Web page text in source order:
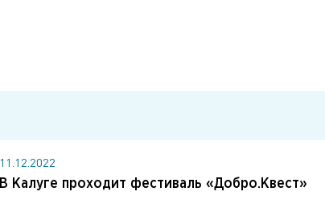
11.12.2022
В Калуге проходит фестиваль «Добро.Квест»